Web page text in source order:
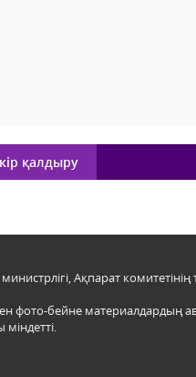
қалдыру
Ақпарат комитетінің
фото-бейне материалдардың